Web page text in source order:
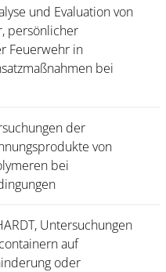
und Evaluation von
persönlicher
Feuerwehr in
bei
der
von
bei
Untersuchungen
auf
oder